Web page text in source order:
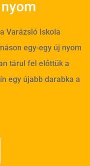
Varázsló Iskola
egy-egy új nyom
tárul fel előttük a
egy újabb darabka a